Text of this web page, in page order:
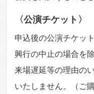
〈公演チケット〉
申込後の公演チケッ
興行の中止の場合を
来場遅延等の理由の
いたしません。（ご